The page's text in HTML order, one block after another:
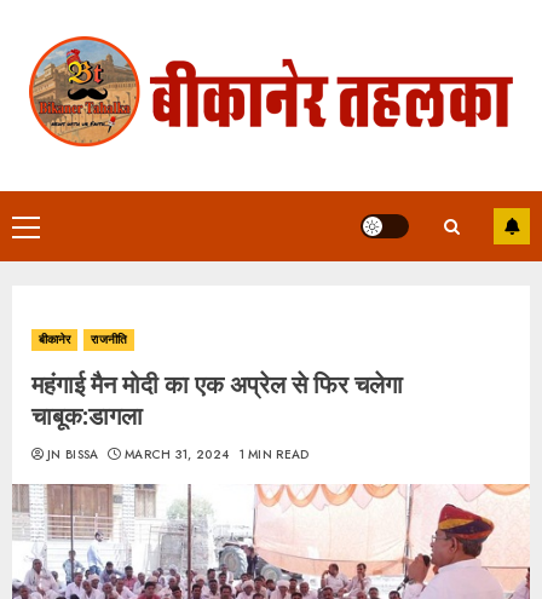
content
Primary
Menu
बीकानेर राजनीति
महंगाई मैन मोदी का एक अप्रेल से फिर चलेगा
चाबूक:डागला
JN BISSA MARCH 31, 2024 1 MIN READ